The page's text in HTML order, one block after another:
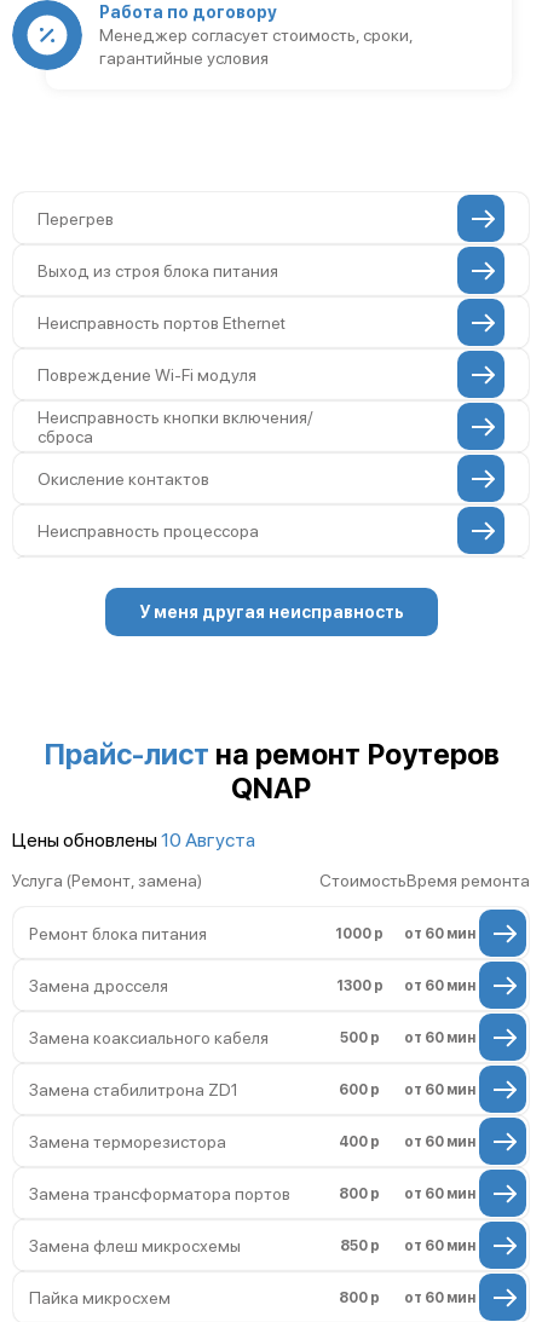
Работа по договору
Менеджер согласует стоимость, сроки,
гарантийные условия
Перегрев
Выход из строя блока питания
Неисправность портов Ethernet
Повреждение Wi-Fi модуля
Неисправность кнопки включения/
сброса
Окисление контактов
Неисправность процессора
Повреждение flash-памяти
Поломка платы управления
Неисправность индикаторов
Повреждение кабелей внутри
устройства
Неисправность модуля 3G/4G
Неисправность системы охлаждения
У меня другая неисправность
Прайс-лист на ремонт Роутеров
QNAP
Цены обновлены10 Августа
Услуга (Ремонт, замена) СтоимостьВремя ремонта
Ремонт блока питания 1000 р от 60 мин
Замена дросселя 1300 р от 60 мин
Замена коаксиального кабеля 500 р от 60 мин
Замена стабилитрона ZD1 600 р от 60 мин
Замена терморезистора 400 р от 60 мин
Замена трансформатора портов 800 р от 60 мин
Замена флеш микросхемы 850 р от 60 мин
Пайка микросхем 800 р от 60 мин